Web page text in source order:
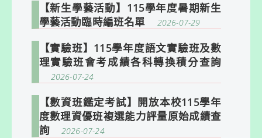
【新生學藝活動】115學年度暑期新生
學藝活動臨時編班名單
2026-07-29
【實驗班】115學年度語文實驗班及數
理實驗班會考成績各科轉換積分查詢
2026-07-24
【數資班鑑定考試】開放本校115學年
度數理資優班複選能力評量原始成績查
詢
2026-07-24